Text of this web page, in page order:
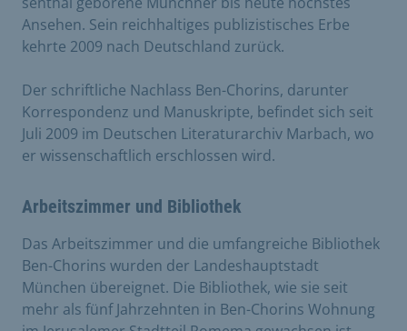
Ansehen. Sein reichhaltiges publizistisches Erbe
kehrte 2009 nach Deutschland zurück.
Der schriftliche Nachlass Ben-Chorins, darunter
Korrespondenz und Manuskripte, befindet sich seit
Juli 2009 im Deutschen Lite­raturarchiv Marbach, wo
er wissenschaftlich erschlossen wird.
Arbeitszimmer und Bibliothek
Das Arbeitszimmer und die um­fangreiche Bibliothek
Ben-Chorins wurden der Landeshauptstadt
München übereignet. Die Bibliothek, wie sie seit
mehr als fünf Jahrzehnten in Ben-Chorins Wohnung